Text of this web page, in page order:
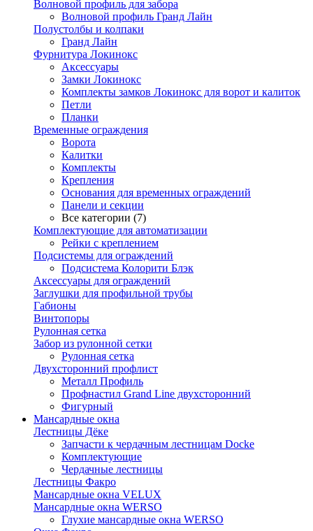
Волновой профиль для забора
Волновой профиль Гранд Лайн
Полустолбы и колпаки
Гранд Лайн
Фурнитура Локинокс
Аксессуары
Замки Локинокс
Комплекты замков Локинокс для ворот и калиток
Петли
Планки
Временные ограждения
Ворота
Калитки
Комплекты
Крепления
Основания для временных ограждений
Панели и секции
Все категории (7)
Комплектующие для автоматизации
Рейки с креплением
Подсистемы для ограждений
Подсистема Колорити Блэк
Аксессуары для ограждений
Заглушки для профильной трубы
Габионы
Винтопоры
Рулонная сетка
Забор из рулонной сетки
Рулонная сетка
Двухсторонний профлист
Металл Профиль
Профнастил Grand Line двухсторонний
Фигурный
Мансардные окна
Лестницы Дёке
Запчасти к чердачным лестницам Docke
Комплектующие
Чердачные лестницы
Лестницы Факро
Мансардные окна VELUX
Мансардные окна WERSO
Глухие мансардные окна WERSO